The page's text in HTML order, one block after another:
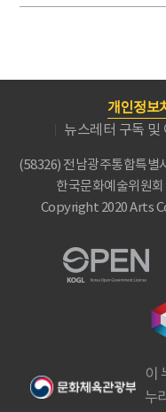
개인정보
뉴스레터 구독 및
(58326) 전남광주통합특별
한국문화예술위원회
Copyright 2020 Arts
이
누